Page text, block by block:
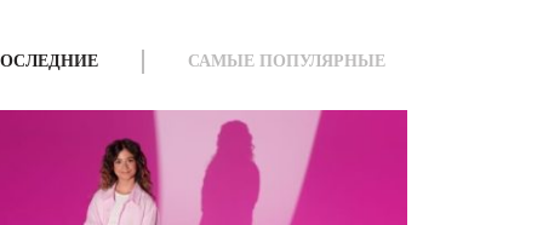
САМЫЕ ПОПУЛЯРНЫЕ